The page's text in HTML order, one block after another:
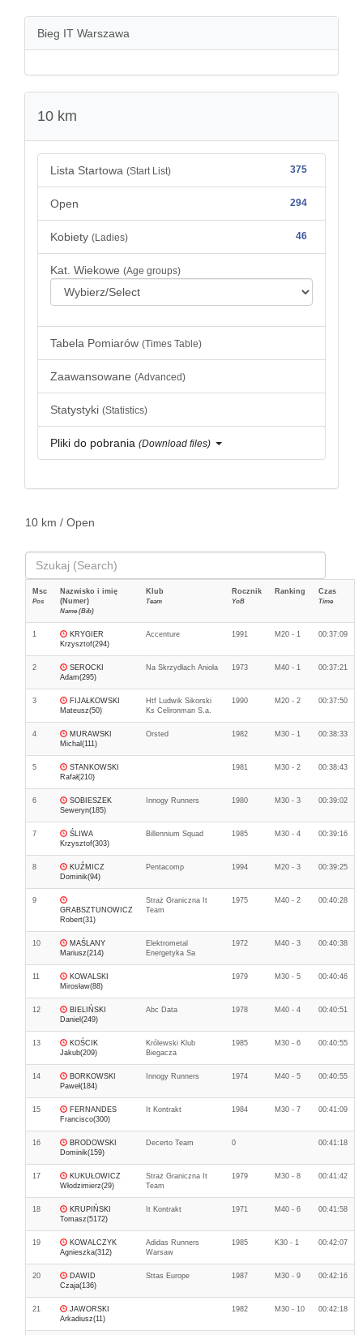
Bieg IT Warszawa
10 km
Lista Startowa (Start List) 375
Open 294
Kobiety (Ladies) 46
Kat. Wiekowe (Age groups)
Tabela Pomiarów (Times Table)
Zaawansowane (Advanced)
Statystyki (Statistics)
Pliki do pobrania (Download files)
10 km / Open
Msc
Pos
Nazwisko i imię
(Numer)
Name (Bib)
Klub
Team
Rocznik
YoB
Ranking Czas
Time
1
KRYGIER
Krzysztof(294)
Accenture 1991 M20 - 1 00:37:09
2
SEROCKI
Adam(295)
Na Skrzydłach Anioła 1973 M40 - 1 00:37:21
3
FIJAŁKOWSKI
Mateusz(50)
Htf Ludwik Sikorski
Ks Celironman S.a.
1990 M20 - 2 00:37:50
4
MURAWSKI
Michal(111)
Orsted 1982 M30 - 1 00:38:33
5
STANKOWSKI
Rafał(210)
1981 M30 - 2 00:38:43
6
SOBIESZEK
Seweryn(185)
Innogy Runners 1980 M30 - 3 00:39:02
7
ŚLIWA
Krzysztof(303)
Billennium Squad 1985 M30 - 4 00:39:16
8
KUŹMICZ
Dominik(94)
Pentacomp 1994 M20 - 3 00:39:25
9
GRABSZTUNOWICZ
Robert(31)
Straż Graniczna It
Team
1975 M40 - 2 00:40:28
10
MAŚLANY
Mariusz(214)
Elektrometal
Energetyka Sa
1972 M40 - 3 00:40:38
11
KOWALSKI
Mirosław(88)
1979 M30 - 5 00:40:46
12
BIELIŃSKI
Daniel(249)
Abc Data 1978 M40 - 4 00:40:51
13
KOŚCIK
Jakub(209)
Królewski Klub
Biegacza
1985 M30 - 6 00:40:55
14
BORKOWSKI
Paweł(184)
Innogy Runners 1974 M40 - 5 00:40:55
15
FERNANDES
Francisco(300)
It Kontrakt 1984 M30 - 7 00:41:09
16
BRODOWSKI
Dominik(159)
Decerto Team 0 00:41:18
17
KUKUŁOWICZ
Włodzimierz(29)
Straż Graniczna It
Team
1979 M30 - 8 00:41:42
18
KRUPIŃSKI
Tomasz(5172)
It Kontrakt 1971 M40 - 6 00:41:58
19
KOWALCZYK
Agnieszka(312)
Adidas Runners
Warsaw
1985 K30 - 1 00:42:07
20
DAWID
Czaja(136)
Sttas Europe 1987 M30 - 9 00:42:16
21
JAWORSKI
Arkadiusz(11)
1982 M30 - 10 00:42:18